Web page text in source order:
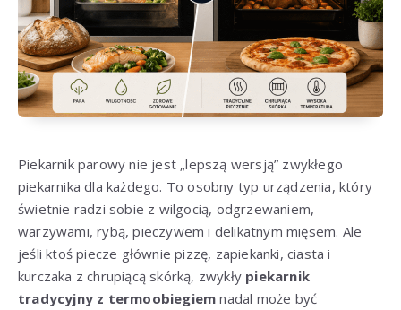
Piekarnik parowy nie jest „lepszą wersją” zwykłego
piekarnika dla każdego. To osobny typ urządzenia, który
świetnie radzi sobie z wilgocią, odgrzewaniem,
warzywami, rybą, pieczywem i delikatnym mięsem. Ale
jeśli ktoś piecze głównie pizzę, zapiekanki, ciasta i
kurczaka z chrupiącą skórką, zwykły piekarnik
tradycyjny z termoobiegiem nadal może być